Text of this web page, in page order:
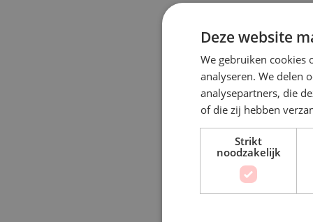
Deze website
We gebruiken cookies
analyseren. We delen
analysepartners, die
of die zij hebben
Strikt
noodzakelijk